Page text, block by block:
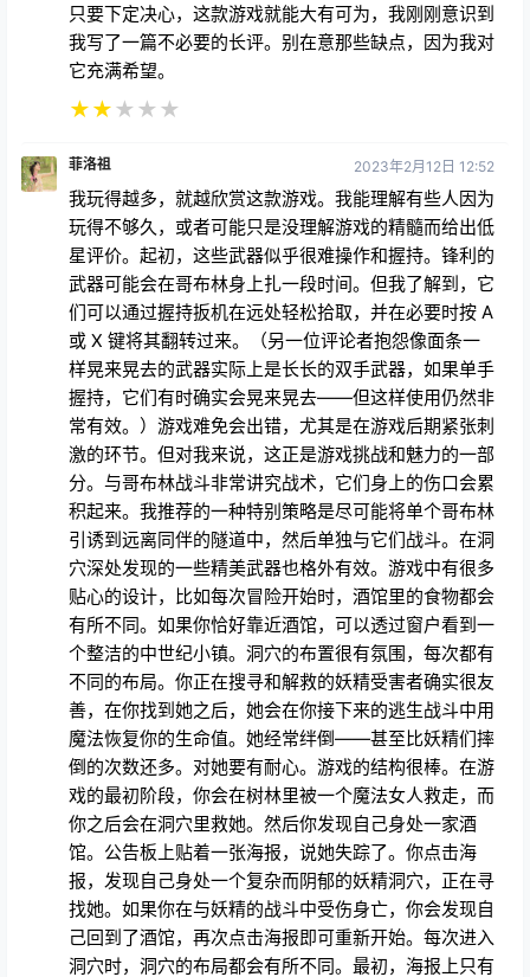
只要下定决心，这款游戏就能大有可为，我刚刚意识到
我写了一篇不必要的长评。别在意那些缺点，因为我对
它充满希望。
★★★ ★ ★
菲洛祖 2023年2月12日 12:52
我玩得越多，就越欣赏这款游戏。我能理解有些人因为
玩得不够久，或者可能只是没理解游戏的精髓而给出低
星评价。起初，这些武器似乎很难操作和握持。锋利的
武器可能会在哥布林身上扎一段时间。但我了解到，它
们可以通过握持扳机在远处轻松拾取，并在必要时按 A
或 X 键将其翻转过来。（另一位评论者抱怨像面条一
样晃来晃去的武器实际上是长长的双手武器，如果单手
握持，它们有时确实会晃来晃去——但这样使用仍然非
常有效。）游戏难免会出错，尤其是在游戏后期紧张刺
激的环节。但对我来说，这正是游戏挑战和魅力的一部
分。与哥布林战斗非常讲究战术，它们身上的伤口会累
积起来。我推荐的一种特别策略是尽可能将单个哥布林
引诱到远离同伴的隧道中，然后单独与它们战斗。在洞
穴深处发现的一些精美武器也格外有效。游戏中有很多
贴心的设计，比如每次冒险开始时，酒馆里的食物都会
有所不同。如果你恰好靠近酒馆，可以透过窗户看到一
个整洁的中世纪小镇。洞穴的布置很有氛围，每次都有
不同的布局。你正在搜寻和解救的妖精受害者确实很友
善，在你找到她之后，她会在你接下来的逃生战斗中用
魔法恢复你的生命值。她经常绊倒——甚至比妖精们摔
倒的次数还多。对她要有耐心。游戏的结构很棒。在游
戏的最初阶段，你会在树林里被一个魔法女人救走，而
你之后会在洞穴里救她。然后你发现自己身处一家酒
馆。公告板上贴着一张海报，说她失踪了。你点击海
报，发现自己身处一个复杂而阴郁的妖精洞穴，正在寻
找她。如果你在与妖精的战斗中受伤身亡，你会发现自
己回到了酒馆，再次点击海报即可重新开始。每次进入
洞穴时，洞穴的布局都会有所不同。最初，海报上只有